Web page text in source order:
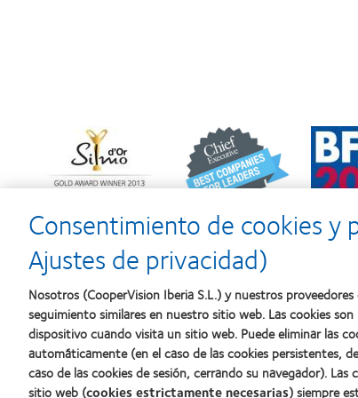
about
Premio
al
producto
con
MyDay™
Learn
more
about
2012
2010:
Mejor
empresa
para
el
desarrollo
del
liderazgo
Learn
more
about
2011:
la
mejor
Nuestros productos
Consentimiento de cookies y
Ajustes de privacidad)
Nosotros (CooperVision Iberia S.L.) y nuestros
seguimiento similares en nuestro sitio web. Las cookies
dispositivo cuando visita un sitio web. Puede eliminar las
automáticamente (en el caso de las cookies persistentes,
caso de las cookies de sesión, cerrando su navegador).
sitio web (cookies estrictamente necesarias) siempre